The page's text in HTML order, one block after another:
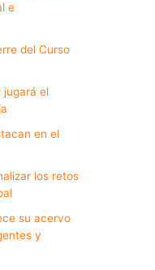
e
del Curso
jugará el
en el
los retos
su acervo
y